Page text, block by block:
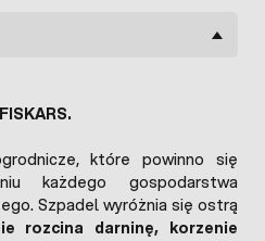
które powinno się
każdego gospodarstwa
Szpadel wyróżnia się ostrą
rozcina darninę, korzenie